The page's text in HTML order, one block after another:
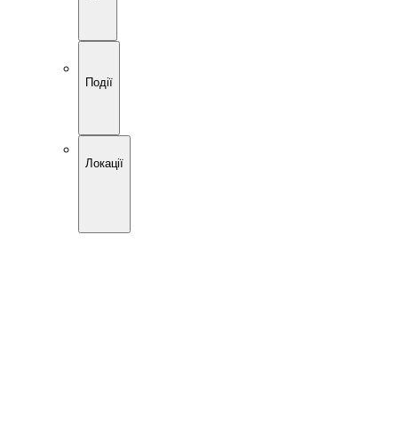
Події
Локації